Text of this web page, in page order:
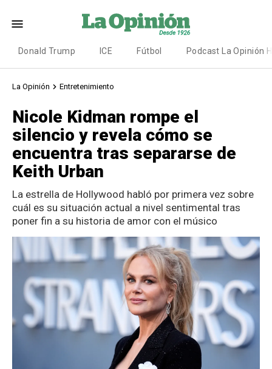
Donald Trump ICE Fútbol Podcast La Opinión
La Opinión Entretenimiento
Nicole Kidman rompe el
silencio y revela cómo se
encuentra tras separarse de
Keith Urban
La estrella de Hollywood habló por primera vez sobre
cuál es su situación actual a nivel sentimental tras
poner fin a su historia de amor con el músico